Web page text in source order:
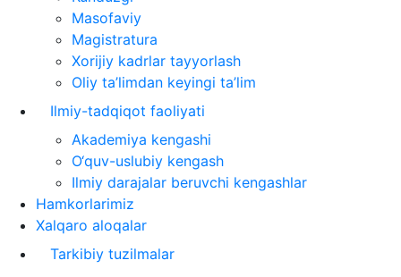
Masofaviy
Magistratura
Xorijiy kadrlar tayyorlash
Oliy ta’limdan keyingi ta’lim
Ilmiy-tadqiqot faoliyati
Akademiya kengashi
O‘quv-uslubiy kengash
Ilmiy darajalar beruvchi kengashlar
Hamkorlarimiz
Xalqaro aloqalar
Tarkibiy tuzilmalar